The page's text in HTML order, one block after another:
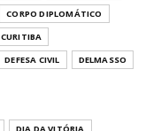
CORPO DIPLOMÁTICO
CURITIBA
DEFESA CIVIL
DELMASSO
DIA DA VITÓRIA